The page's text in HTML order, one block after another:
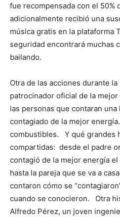
fue recompensada con el 50%
adicionalmente recibió una
música gratis en la plataforma
seguridad encontrará muchas
bailando.
Otra de las acciones durante
patrocinador oficial de la
las personas que contaran
contagiado de la mejor
combustibles. Y qué grandes
compartidas: desde el padre
contagió de la mejor energía
hasta la pareja que se va a
contaron cómo se
cuando se conocieron. Otra
Alfredo Pérez, un joven